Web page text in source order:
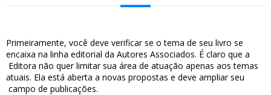
Primeiramente, você deve verificar se o tema de seu livro se
encaixa na linha editorial da Autores Associados. É claro que a
Editora não quer limitar sua área de atuação apenas aos temas
atuais. Ela está aberta a novas propostas e deve ampliar seu
campo de publicações.